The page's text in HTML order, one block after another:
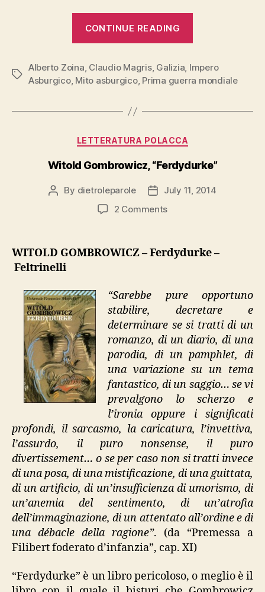
CONTINUE READING
di
lingua
Tags
Alberto Zoina, Claudio Magris, Galizia, Impero
Asburgico, Mito asburgico, Prima guerra mondiale
Categories
LETTERATURA POLACCA
Witold Gombrowicz, “Ferdydurke”
Post
By dietroleparole
PostJuly 11, 2014
2 Commentson
“Ferdydurke”
WITOLD GOMBROWICZ – Ferdydurke –
Feltrinelli
“Sarebbe pure opportuno
stabilire, decretare e
determinare se si tratti di un
romanzo, di un diario, di una
parodia, di un pamphlet, di
una variazione su un tema
fantastico, di un saggio… se vi
prevalgono lo scherzo e
l’ironia oppure i significati
profondi, il sarcasmo, la caricatura, l’invettiva,
l’assurdo, il puro nonsense, il puro
divertissement… o se per caso non si tratti invece
di una posa, di una mistificazione, di una guittata,
di un artificio, di un’insufficienza di umorismo, di
un’anemia del sentimento, di un’atrofia
dell’immaginazione, di un attentato all’ordine e di
una débacle della ragione”. (da “Premessa a
Filibert foderato d’infanzia”, cap. XI)
“Ferdydurke” è un libro pericoloso, o meglio è il